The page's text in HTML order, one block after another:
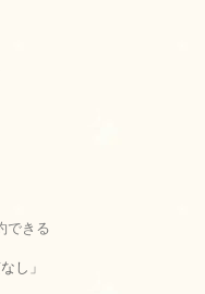
できる
し」